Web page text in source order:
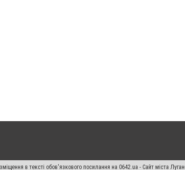
в тексті обов'язкового посилання на 0642.ua - Сайт міста